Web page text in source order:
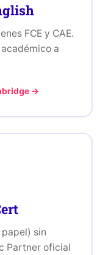
FCE y CAE.
a
→
sin
Partner oficial